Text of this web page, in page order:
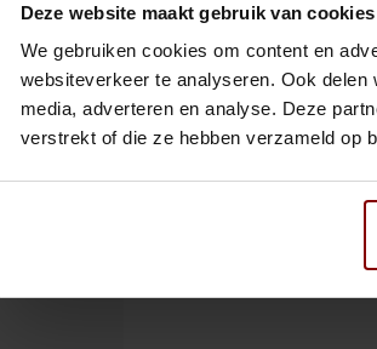
Deze website maakt gebruik van cookies
We gebruiken cookies om content en
websiteverkeer te analyseren. Ook
media, adverteren en analyse. Deze
verstrekt of die ze hebben verzameld op
Meest bekeken